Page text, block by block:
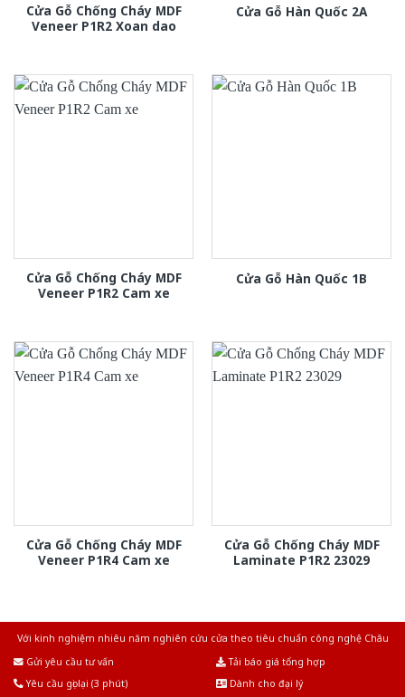
Cửa Gỗ Chống Cháy MDF
Veneer P1R2 Xoan dao
Cửa Gỗ Hàn Quốc 2A
Cửa Gỗ Chống Cháy MDF
Veneer P1R2 Cam xe
Cửa Gỗ Hàn Quốc 1B
Cửa Gỗ Chống Cháy MDF
Veneer P1R4 Cam xe
Cửa Gỗ Chống Cháy MDF
Laminate P1R2 23029
Với kinh nghiệm nhiêu năm nghiên cứu cửa theo tiêu chuẩn công nghệ Châu
Gửi yêu cầu tư vấn
Tải báo giá tổng hợp
Yêu cầu gọi lại (3 phút)
Dành cho đại lý